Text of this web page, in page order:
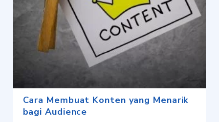
Cara Membuat Konten yang Menarik
bagi Audience